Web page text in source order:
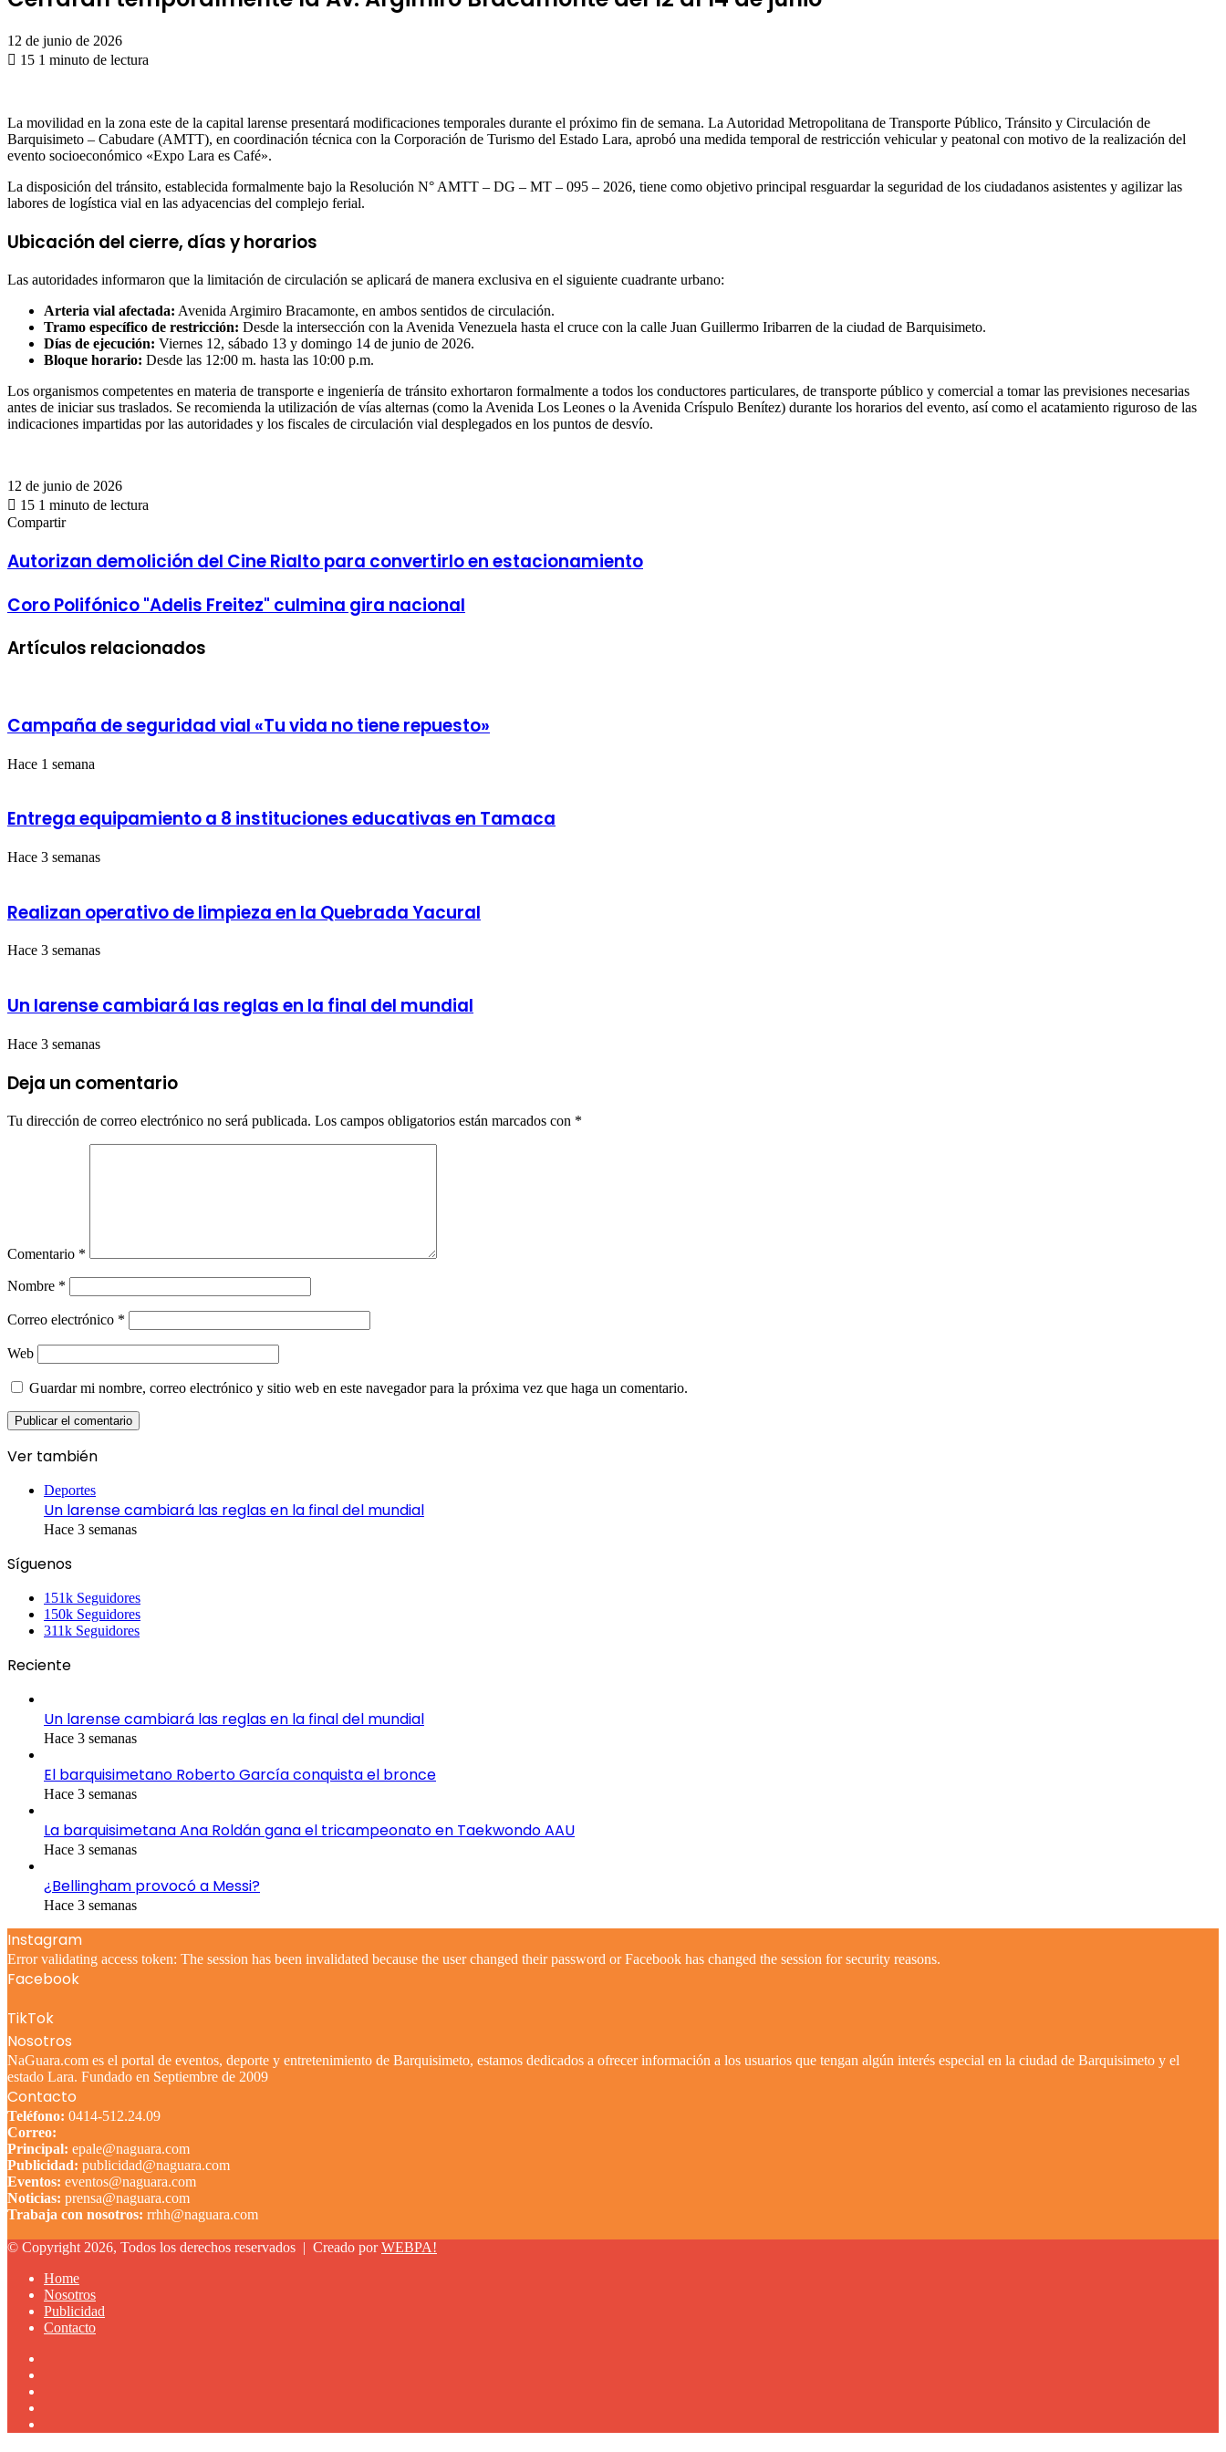
12 de junio de 2026
15 1 minuto de lectura
electrónico
La movilidad en la zona este de la capital larense presentará modificaciones temporales durante el próximo fin de semana. La Autoridad Metropolitana de Transporte Público, Tránsito y Circulación de
Barquisimeto – Cabudare (AMTT), en coordinación técnica con la Corporación de Turismo del Estado Lara, aprobó una medida temporal de restricción vehicular y peatonal con motivo de la realización del
evento socioeconómico «Expo Lara es Café».
La disposición del tránsito, establecida formalmente bajo la Resolución N° AMTT – DG – MT – 095 – 2026, tiene como objetivo principal resguardar la seguridad de los ciudadanos asistentes y agilizar las
labores de logística vial en las adyacencias del complejo ferial.
Ubicación del cierre, días y horarios
Las autoridades informaron que la limitación de circulación se aplicará de manera exclusiva en el siguiente cuadrante urbano:
Arteria vial afectada: Avenida Argimiro Bracamonte, en ambos sentidos de circulación.
Tramo específico de restricción: Desde la intersección con la Avenida Venezuela hasta el cruce con la calle Juan Guillermo Iribarren de la ciudad de Barquisimeto.
Días de ejecución: Viernes 12, sábado 13 y domingo 14 de junio de 2026.
Bloque horario: Desde las 12:00 m. hasta las 10:00 p.m.
Los organismos competentes en materia de transporte e ingeniería de tránsito exhortaron formalmente a todos los conductores particulares, de transporte público y comercial a tomar las previsiones necesarias
antes de iniciar sus traslados. Se recomienda la utilización de vías alternas (como la Avenida Los Leones o la Avenida Críspulo Benítez) durante los horarios del evento, así como el acatamiento riguroso de las
indicaciones impartidas por las autoridades y los fiscales de circulación vial desplegados en los puntos de desvío.
12 de junio de 2026
15 1 minuto de lectura
Facebook
X
WhatsApp
Telegram
Compartir
correo
electrónico
Compartir
por
correo
Autorizan
demolición
Cine
convertirlo
Autorizan demolición del Cine Rialto para convertirlo en estacionamiento
Coro
Polifónico
Freitez"
Coro Polifónico "Adelis Freitez" culmina gira nacional
Artículos relacionados
Campaña de seguridad vial «Tu vida no tiene repuesto»
Hace 1 semana
Entrega equipamiento a 8 instituciones educativas en Tamaca
Hace 3 semanas
Realizan operativo de limpieza en la Quebrada Yacural
Hace 3 semanas
Un larense cambiará las reglas en la final del mundial
Hace 3 semanas
Deja un comentario
Tu dirección de correo electrónico no será publicada. Los campos obligatorios están marcados con *
Comentario *
Nombre *
Correo electrónico *
Web
Guardar mi nombre, correo electrónico y sitio web en este navegador para la próxima vez que haga un comentario.
Ver también
Deportes
Un larense cambiará las reglas en la final del mundial
Hace 3 semanas
Síguenos
151k Seguidores
150k Seguidores
311k Seguidores
Reciente
Un larense cambiará las reglas en la final del mundial
Hace 3 semanas
El barquisimetano Roberto García conquista el bronce
Hace 3 semanas
La barquisimetana Ana Roldán gana el tricampeonato en Taekwondo AAU
Hace 3 semanas
¿Bellingham provocó a Messi?
Hace 3 semanas
Instagram
Error validating access token: The session has been invalidated because the user changed their password or Facebook has changed the session for security reasons.
Facebook
TikTok
Nosotros
NaGuara.com es el portal de eventos, deporte y entretenimiento de Barquisimeto, estamos dedicados a ofrecer información a los usuarios que tengan algún interés especial en la ciudad de Barquisimeto y el
estado Lara. Fundado en Septiembre de 2009
Contacto
Teléfono: 0414-512.24.09
Correo:
Principal: epale@naguara.com
Publicidad: publicidad@naguara.com
Eventos: eventos@naguara.com
Noticias: prensa@naguara.com
Trabaja con nosotros: rrhh@naguara.com
© Copyright 2026, Todos los derechos reservados | Creado porWEBPA!
Home
Nosotros
Publicidad
Contacto